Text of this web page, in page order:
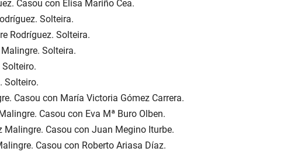
Casou con Elisa Mariño Cea.
Solteira.
Rodríguez. Solteira.
Solteira.
Solteiro.
Casou con María Victoria Gómez Carrera.
Casou con Eva Mª Buro Olben.
Malingre. Casou con Juan Megino Iturbe.
Casou con Roberto Ariasa Díaz.